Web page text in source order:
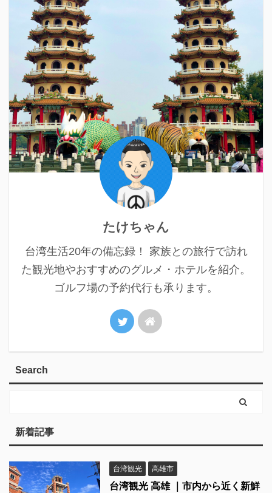
たけちゃん
台湾生活20年の備忘録！ 家族との旅行で訪れ
た観光地やおすすめのグルメ・ホテルを紹介。
ゴルフ場の予約代行も承ります。
Search
新着記事
台湾観光 高雄市
台湾観光 高雄 ｜市内から近く新鮮